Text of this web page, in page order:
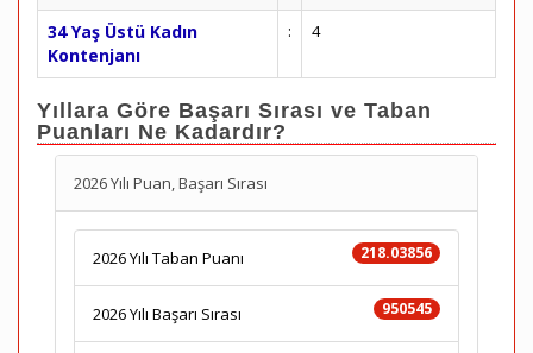
34 Yaş Üstü Kadın
Kontenjanı
: 4
Yıllara Göre Başarı Sırası ve Taban
Puanları Ne Kadardır?
2026 Yılı Puan, Başarı Sırası
218.03856
2026 Yılı Taban Puanı
950545
2026 Yılı Başarı Sırası